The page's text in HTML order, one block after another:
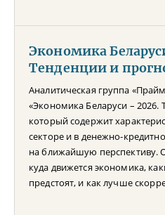
Экономика
Тенденции и
Аналитическая группа
«Экономика Беларуси – 2026.
который содержит
секторе и в денежно-
на ближайшую перспективу.
куда движется экономика,
предстоят, и как лучше